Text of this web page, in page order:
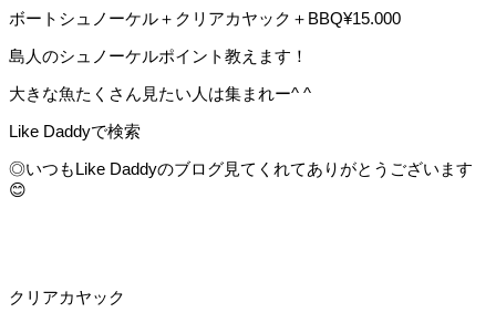
ボートシュノーケル＋クリアカヤック＋BBQ¥15.000
島人のシュノーケルポイント教えます！
大きな魚たくさん見たい人は集まれー^ ^
Like Daddyで検索
◎いつもLike Daddyのブログ見てくれてありがとうございます
😊
クリアカヤック